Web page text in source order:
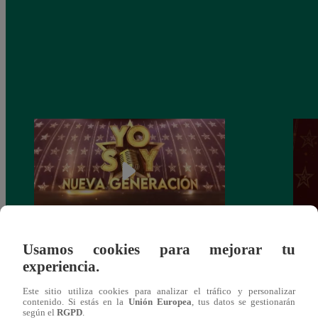
Yo Soy: Nueva Generación – Gran Final
– 14 de junio del 2021 – Programa
completo
Yo
Usamos cookies para mejorar tu
experiencia.
Este sitio utiliza cookies para analizar el tráfico y personalizar
contenido. Si estás en la Unión Europea , tus datos se gestionarán
según el RGPD